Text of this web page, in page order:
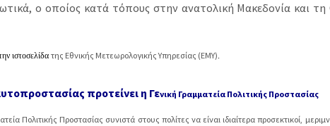
ο οποίος κατά τόπους στην ανατολική Μακεδονία και
ιστοσελίδατης Εθνικής Μετεωρολογικής Υπηρεσίας (ΕΜΥ).
προτείνει η Γενική Γραμματεία Πολιτικής Προστασίας
Πολιτικής Προστασίας συνιστά στους πολίτες να είναι ιδιαίτερα προσεκτικοί,